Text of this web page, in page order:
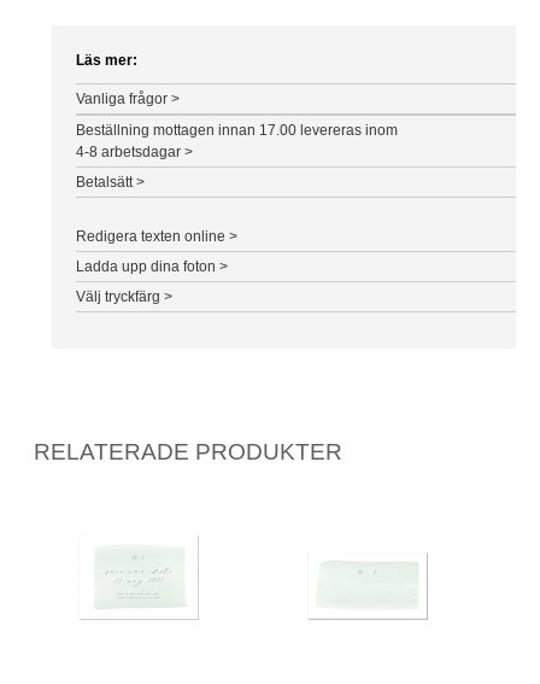
Läs mer:
Vanliga frågor >
Beställning mottagen innan 17.00 levereras inom
4-8 arbetsdagar >
Betalsätt >
Redigera texten online >
Ladda upp dina foton >
Välj tryckfärg >
RELATERADE PRODUKTER